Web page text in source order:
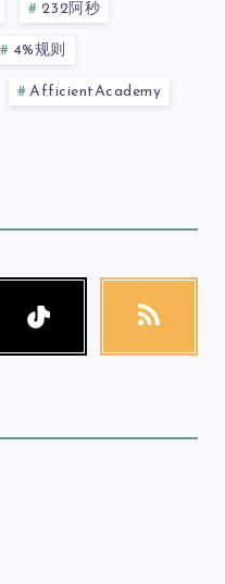
232阿秒
4%规则
AfficientAcademy